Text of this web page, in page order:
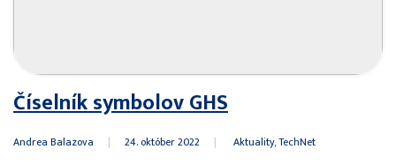
Číselník symbolov GHS
Andrea Balazova | 24. október 2022 | Aktuality TechNet